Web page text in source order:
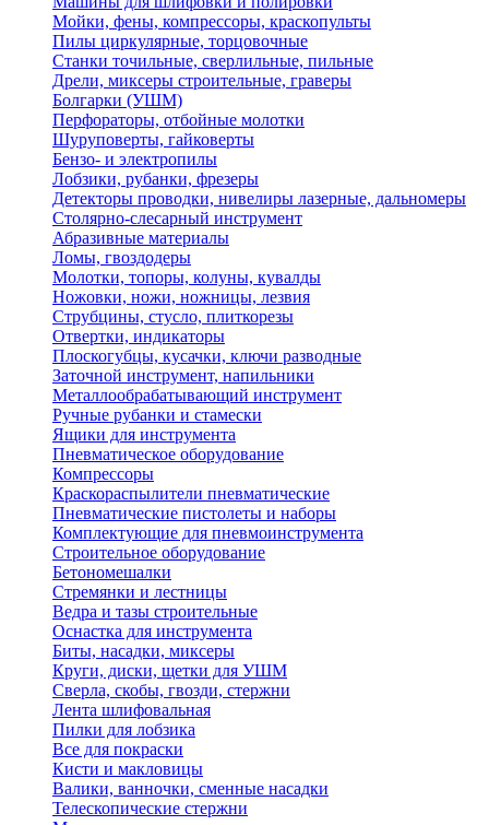
Мойки, фены, компрессоры, краскопульты
Пилы циркулярные, торцовочные
Станки точильные, сверлильные, пильные
Дрели, миксеры строительные, граверы
Болгарки (УШМ)
Перфораторы, отбойные молотки
Шуруповерты, гайковерты
Бензо- и электропилы
Лобзики, рубанки, фрезеры
Детекторы проводки, нивелиры лазерные, дальномеры
Столярно-слесарный инструмент
Абразивные материалы
Ломы, гвоздодеры
Молотки, топоры, колуны, кувалды
Ножовки, ножи, ножницы, лезвия
Струбцины, стусло, плиткорезы
Отвертки, индикаторы
Плоскогубцы, кусачки, ключи разводные
Заточной инструмент, напильники
Металлообрабатывающий инструмент
Ручные рубанки и стамески
Ящики для инструмента
Пневматическое оборудование
Компрессоры
Краскораспылители пневматические
Пневматические пистолеты и наборы
Комплектующие для пневмоинструмента
Строительное оборудование
Бетономешалки
Стремянки и лестницы
Ведра и тазы строительные
Оснастка для инструмента
Биты, насадки, миксеры
Круги, диски, щетки для УШМ
Сверла, скобы, гвозди, стержни
Лента шлифовальная
Пилки для лобзика
Все для покраски
Кисти и макловицы
Валики, ванночки, сменные насадки
Телескопические стержни